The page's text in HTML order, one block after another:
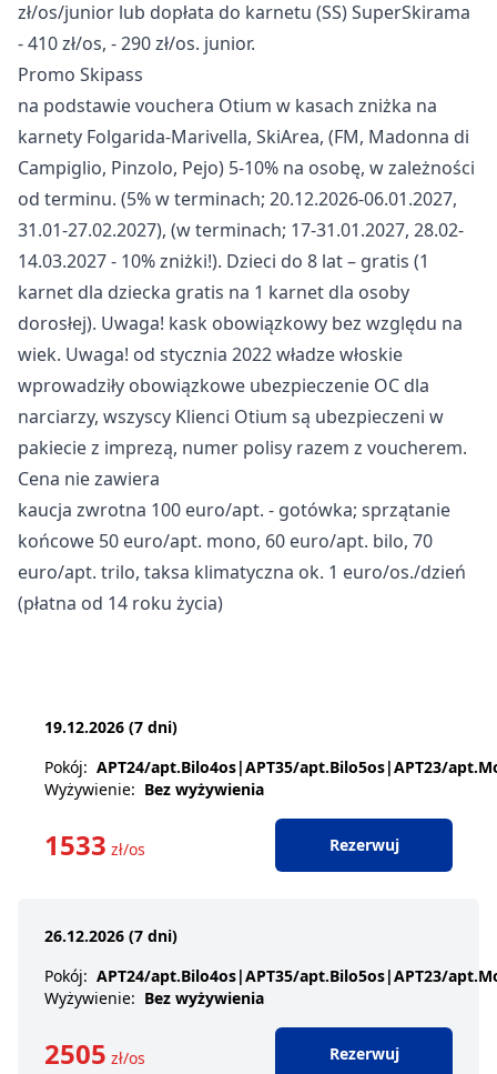
zł/os/junior lub dopłata do karnetu (SS) SuperSkirama
- 410 zł/os, - 290 zł/os. junior.
Promo Skipass
na podstawie vouchera Otium w kasach zniżka na
karnety Folgarida-Marivella, SkiArea, (FM, Madonna di
Campiglio, Pinzolo, Pejo) 5-10% na osobę, w zależności
od terminu. (5% w terminach; 20.12.2026-06.01.2027,
31.01-27.02.2027), (w terminach; 17-31.01.2027, 28.02-
14.03.2027 - 10% zniżki!). Dzieci do 8 lat – gratis (1
karnet dla dziecka gratis na 1 karnet dla osoby
dorosłej). Uwaga! kask obowiązkowy bez względu na
wiek. Uwaga! od stycznia 2022 władze włoskie
wprowadziły obowiązkowe ubezpieczenie OC dla
narciarzy, wszyscy Klienci Otium są ubezpieczeni w
pakiecie z imprezą, numer polisy razem z voucherem.
Cena nie zawiera
kaucja zwrotna 100 euro/apt. - gotówka; sprzątanie
końcowe 50 euro/apt. mono, 60 euro/apt. bilo, 70
euro/apt. trilo, taksa klimatyczna ok. 1 euro/os./dzień
(płatna od 14 roku życia)
19.12.2026 (7 dni)
Pokój: APT24/apt.Bilo4os|APT35/apt.Bilo5os|APT23/
Wyżywienie: Bez wyżywienia
1533 zł/os Rezerwuj
26.12.2026 (7 dni)
Pokój: APT24/apt.Bilo4os|APT35/apt.Bilo5os|APT23/
Wyżywienie: Bez wyżywienia
2505 zł/os Rezerwuj